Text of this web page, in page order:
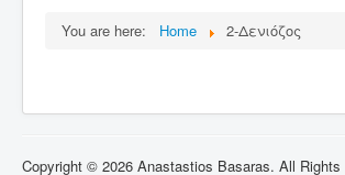
You are here: Home 2-Δενιόζος
Copyright © 2026 Anastastios Basaras. All Rights